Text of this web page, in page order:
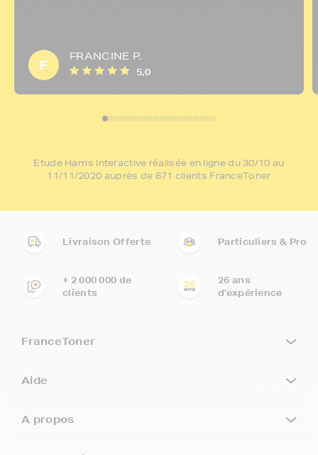
F
FRANCINE P.
5,0
Etude Harris Interactive réalisée en ligne du 30/10 au
11/11/2020 auprès de 871 clients FranceToner
Livraison Offerte Particuliers & Pro
+ 2 000 000 de
clients
26 ans
d'expérience
FranceToner
Aide
A propos